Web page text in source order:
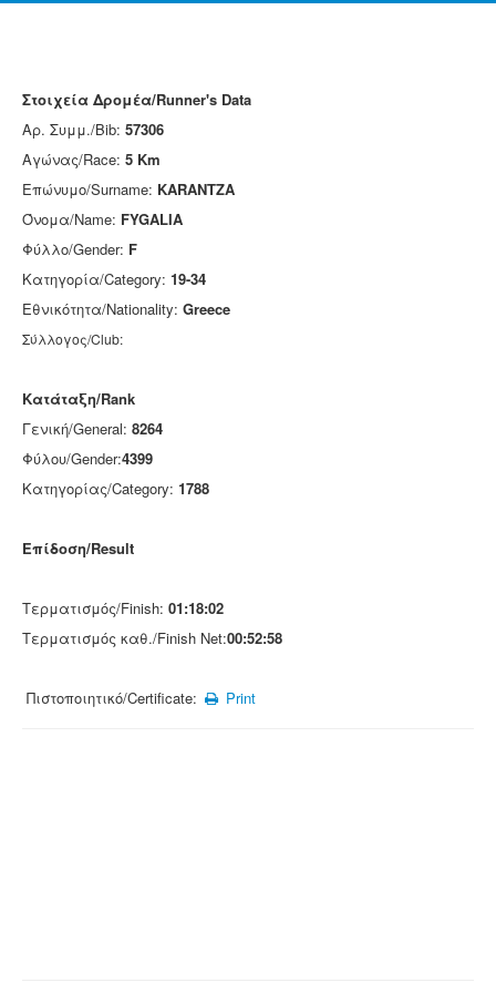
Στοιχεία Δρομέα/Runner's Data
Αρ. Συμμ./Bib: 57306
Αγώνας/Race: 5 Km
Επώνυμο/Surname: KARANTZA
Όνομα/Name: FYGALIA
Φύλλο/Gender: F
Κατηγορία/Category: 19-34
Εθνικότητα/Nationality: Greece
Σύλλογος/Club:
Κατάταξη/Rank
Γενική/General: 8264
Φύλου/Gender:4399
Κατηγορίας/Category: 1788
Επίδοση/Result
Τερματισμός/Finish: 01:18:02
Τερματισμός καθ./Finish Net:00:52:58
Πιστοποιητικό/Certificate: Print